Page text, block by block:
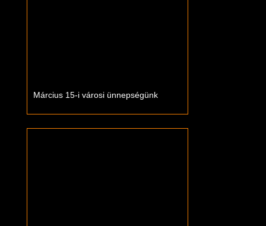
Március 15-i városi ünnepségünk